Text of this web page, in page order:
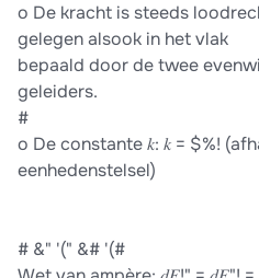
o De kracht is steeds
gelegen alsook in het vlak
bepaald door de twee
geleiders.
#
o De constante 𝑘: 𝑘 = $%!
eenhedenstelsel)
# &" '(" &# '(#